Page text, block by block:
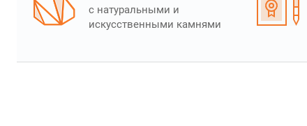
с натуральными и
искусственными камнями